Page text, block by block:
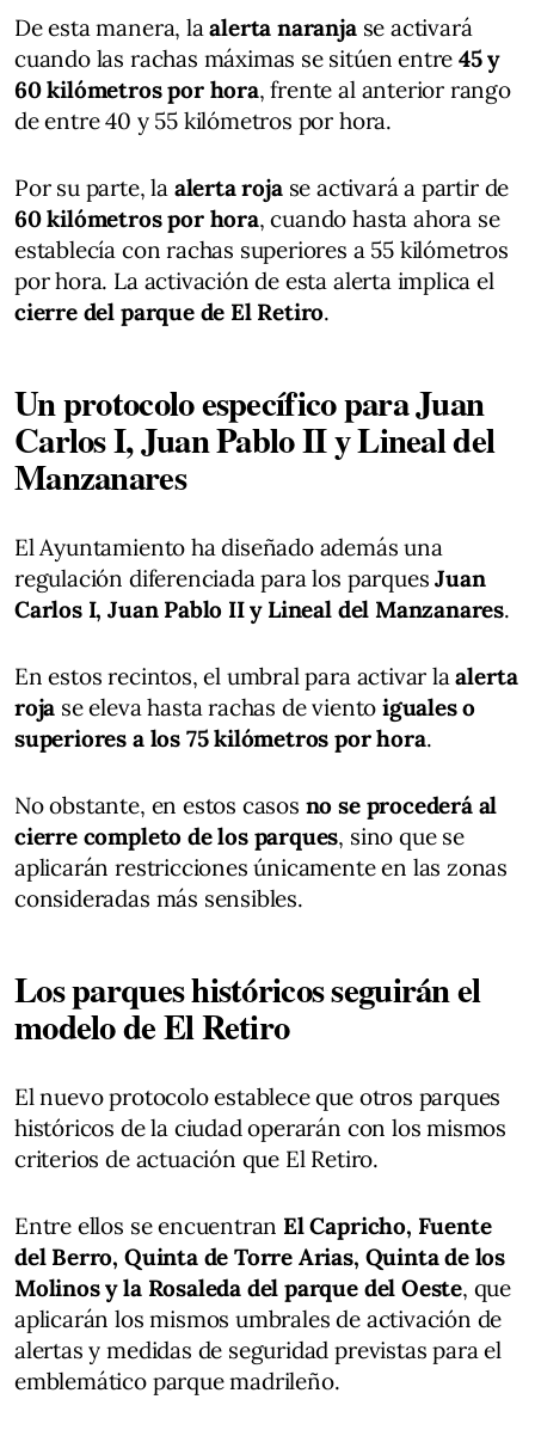
De esta manera, laalerta naranjase activará
cuando las rachas máximas se sitúen entre45 y
60 kilómetros por hora, frente al anterior rango
de entre 40 y 55 kilómetros por hora.
Por su parte, la alerta rojase activará a partir de
60 kilómetros por hora, cuando hasta ahora se
establecía con rachas superiores a 55 kilómetros
por hora. La activación de esta alerta implica el
cierre del parque de El Retiro.
Un protocolo específico para Juan
Carlos I, Juan Pablo II y Lineal del
Manzanares
El Ayuntamiento ha diseñado además una
regulación diferenciada para los parquesJuan
Carlos I, Juan Pablo II y Lineal del Manzanares.
En estos recintos, el umbral para activar laalerta
roja se eleva hasta rachas de viento iguales o
superiores a los 75 kilómetros por hora.
No obstante, en estos casos no se procederá al
cierre completo de los parques, sino que se
aplicarán restricciones únicamente en las zonas
consideradas más sensibles.
Los parques históricos seguirán el
modelo de El Retiro
El nuevo protocolo establece que otros parques
históricos de la ciudad operarán con los mismos
criterios de actuación que El Retiro.
Entre ellos se encuentran El Capricho, Fuente
del Berro, Quinta de Torre Arias, Quinta de los
Molinos y la Rosaleda del parque del Oeste, que
aplicarán los mismos umbrales de activación de
alertas y medidas de seguridad previstas para el
emblemático parque madrileño.